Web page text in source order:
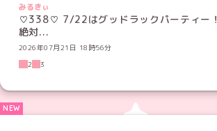
みるきぃ
♡338♡ 7/22はグッドラックパーティー！
絶対...
2026年07月21日 18時56分
2
3